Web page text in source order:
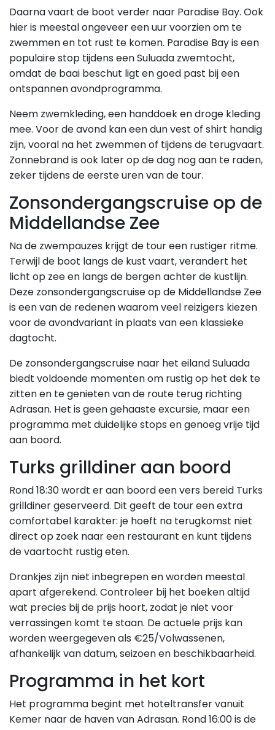
Daarna vaart de boot verder naar Paradise Bay. Ook
hier is meestal ongeveer een uur voorzien om te
zwemmen en tot rust te komen. Paradise Bay is een
populaire stop tijdens een Suluada zwemtocht,
omdat de baai beschut ligt en goed past bij een
ontspannen avondprogramma.
Neem zwemkleding, een handdoek en droge kleding
mee. Voor de avond kan een dun vest of shirt handig
zijn, vooral na het zwemmen of tijdens de terugvaart.
Zonnebrand is ook later op de dag nog aan te raden,
zeker tijdens de eerste uren van de tour.
Zonsondergangscruise op de
Middellandse Zee
Na de zwempauzes krijgt de tour een rustiger ritme.
Terwijl de boot langs de kust vaart, verandert het
licht op zee en langs de bergen achter de kustlijn.
Deze zonsondergangscruise op de Middellandse Zee
is een van de redenen waarom veel reizigers kiezen
voor de avondvariant in plaats van een klassieke
dagtocht.
De zonsondergangscruise naar het eiland Suluada
biedt voldoende momenten om rustig op het dek te
zitten en te genieten van de route terug richting
Adrasan. Het is geen gehaaste excursie, maar een
programma met duidelijke stops en genoeg vrije tijd
aan boord.
Turks grilldiner aan boord
Rond 18:30 wordt er aan boord een vers bereid Turks
grilldiner geserveerd. Dit geeft de tour een extra
comfortabel karakter: je hoeft na terugkomst niet
direct op zoek naar een restaurant en kunt tijdens
de vaartocht rustig eten.
Drankjes zijn niet inbegrepen en worden meestal
apart afgerekend. Controleer bij het boeken altijd
wat precies bij de prijs hoort, zodat je niet voor
verrassingen komt te staan. De actuele prijs kan
worden weergegeven als €25/Volwassenen,
afhankelijk van datum, seizoen en beschikbaarheid.
Programma in het kort
Het programma begint met hoteltransfer vanuit
Kemer naar de haven van Adrasan. Rond 16:00 is de